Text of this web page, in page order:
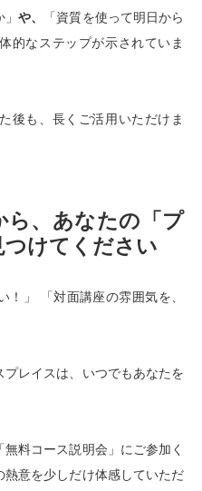
」や、
「資質を使って明日から
的なステップが示されていま
後も、長くご活用いただけま
ら、あなたの「プ
つけてください
！」 「対面講座の雰囲気を、
レイスは、いつでもあなたを
料コース説明会」にご参加く
意を少しだけ体感していただ